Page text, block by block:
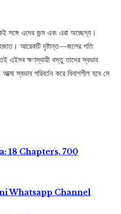
সঙ্গে এদের জন্ম এবং এরা অচ্ছেদ্য।
আরেকটি দৃষ্টান্ত—জলের গতি
এইসব ক্ষণস্থায়ী বস্তু তাদের স্বভাব
স্বভাব পরিবর্তন করে বিনাশশীল হবে সে
18 Chapters, 700
Whatsapp Channel